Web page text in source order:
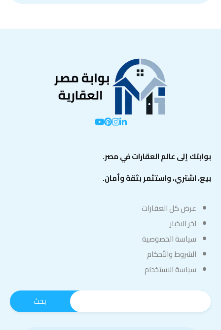
بوابتك إلى عالم العقارات في مصر.
بيع، اشتري، واستثمر بثقة وأمان.
عرض كل العقارات
اخر الاخبار
سياسة الخصوصية
الشروط والأحكام
سياسة الاستخدام